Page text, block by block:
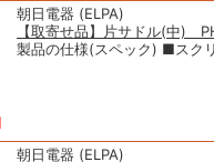
朝日電器 (ELPA)
【取寄せ品】片サドル(中)
製品の仕様(スペック) ■スク
朝日電器 (ELPA)